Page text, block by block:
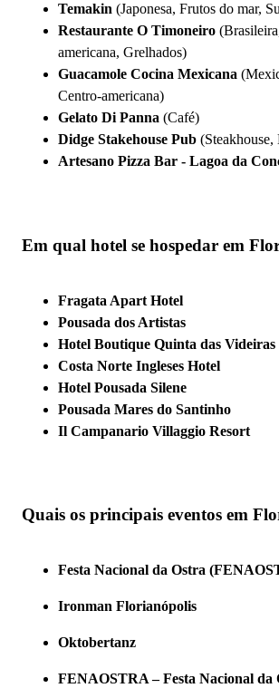
Temakin (Japonesa, Frutos do mar,
Restaurante O Timoneiro
americana, Grelhados)
Guacamole Cocina Mexicana
Centro-americana)
Gelato Di Panna (Café)
Didge Stakehouse Pub
Artesano Pizza Bar - Lagoa da
Em qual hotel se hospedar em
Fragata Apart Hotel
Pousada dos Artistas
Hotel Boutique Quinta das Videiras
Costa Norte Ingleses Hotel
Hotel Pousada Silene
Pousada Mares do Santinho
Il Campanario Villaggio Resort
Quais os principais eventos em
Festa Nacional da Ostra
Ironman Florianópolis
Oktobertanz
FENAOSTRA – Festa Nacional da